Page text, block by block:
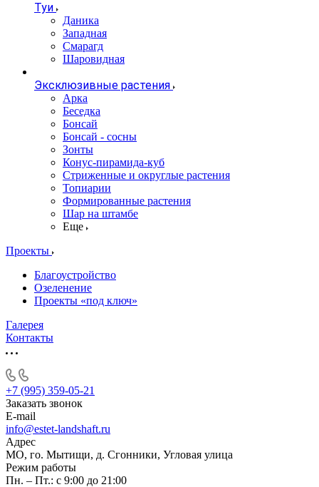
Туи
Даника
Западная
Смарагд
Шаровидная
Эксклюзивные растения
Арка
Беседка
Бонсай
Бонсай - сосны
Зонты
Конус-пирамида-куб
Стриженные и округлые растения
Топиарии
Формированные растения
Шар на штамбе
Еще
Проекты
Благоустройство
Озеленение
Проекты «под ключ»
Галерея
Контакты
+7 (995) 359-05-21
Заказать звонок
E-mail
info@estet-landshaft.ru
Адрес
МО, го. Мытищи, д. Сгонники, Угловая улица
Режим работы
Пн. – Пт.: с 9:00 до 21:00